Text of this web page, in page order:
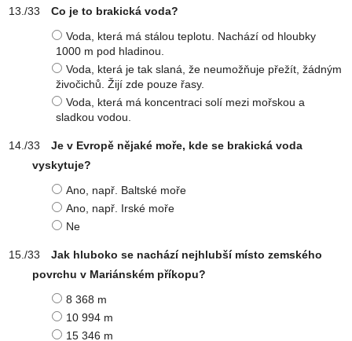
Co je to brakická voda?
Voda, která má stálou teplotu. Nachází od hloubky
1000 m pod hladinou.
Voda, která je tak slaná, že neumožňuje přežít, žádným
živočichů. Žijí zde pouze řasy.
Voda, která má koncentraci solí mezi mořskou a
sladkou vodou.
Je v Evropě nějaké moře, kde se brakická voda
vyskytuje?
Ano, např. Baltské moře
Ano, např. Irské moře
Ne
Jak hluboko se nachází nejhlubší místo zemského
povrchu v Mariánském příkopu?
8 368 m
10 994 m
15 346 m